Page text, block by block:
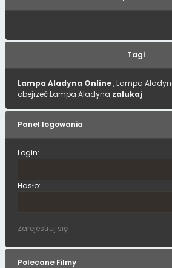
Tagi
Lampa Aladyna Online, Lampa
obejrzeć Lampa Aladyna zalukaj
Panel logowania
Login:
Hasło:
Zarejestruj się
Polecane Filmy